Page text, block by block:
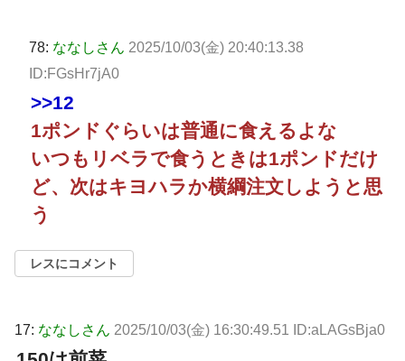
78: ななしさん 2025/10/03(金) 20:40:13.38
ID:FGsHr7jA0
>>12
1ポンドぐらいは普通に食えるよな
いつもリベラで食うときは1ポンドだけ
ど、次はキヨハラか横綱注文しようと思
う
レスにコメント
17: ななしさん 2025/10/03(金) 16:30:49.51 ID:aLAGsBja0